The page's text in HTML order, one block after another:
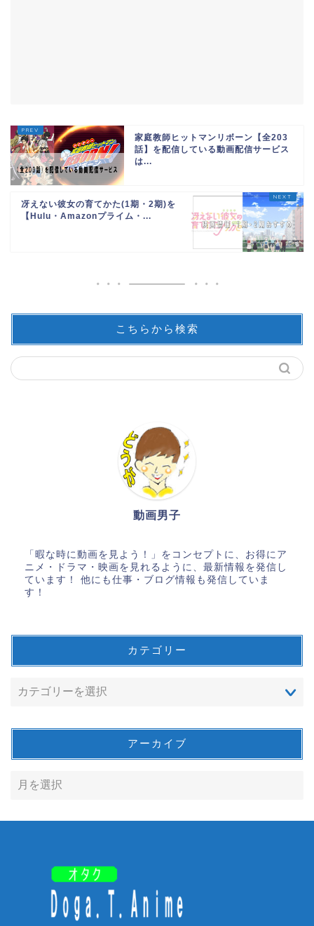
家庭教師ヒットマンリボーン【全203
話】を配信している動画配信サービス
は...
冴えない彼女の育てかた(1期・2期)を
【Hulu・Amazonプライム・...
こちらから検索
動画男子
「暇な時に動画を見よう！」をコンセプトに、お得にア
ニメ・ドラマ・映画を見れるように、最新情報を発信し
ています！ 他にも仕事・ブログ情報も発信していま
す！
カテゴリー
アーカイブ